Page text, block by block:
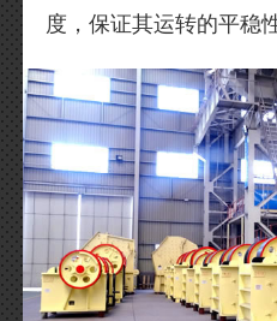
度，保证其运转的平稳